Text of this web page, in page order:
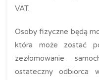
VAT.
Osoby fizyczne będą
która może zostać
zezłomowanie
ostateczny odbiorca